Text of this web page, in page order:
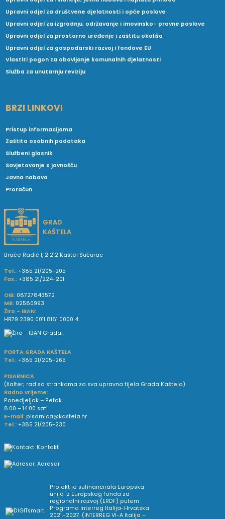
Upravni odjel za društvene djelatnosti i opće poslove
Upravni odjel za izgradnju, održavanje i imovinsko- pravne poslove
Upravni odjel za prostorno uređenje i zaštitu okoliša
Upravni odjel za gospodarski razvoj i fondove EU
Vlastiti pogon za obavljanje komunalnih djelatnosti
Služba za unutarnju reviziju
BRZI LINKOVI
Pristup informacijama
Zaštita osobnih podataka
Službeni glasnik
Savjetovanje s javnošću
Javna nabava
Proračun
GRAD
KAŠTELA
Braće Radić 1, 21212 Kaštel Sućurac
Tel.: +385 21/205-205
Fax.: +385 21/224-201
OIB: 08727843572
MB: 02580993
Žiro - IBAN:
HR79 2390 0011 8181 0000 4
PORTA GRADA KAŠTELA
Tel.: +385 21/205-265
PISARNICA
(šalter; rad sa strankama za sva upravna tijela Grada Kaštela)
Radno vrijeme:
Ponedjeljak – Petak
8.00 – 14.00 sati
E-mail: pisarnica@kastela.hr
Tel.: +385 21/205-230
Kontakt
Adresar
Projekt je sufinancirala Europska
unija iz Europskog fonda za
regionalni razvoj (ERDF) putem
Programa Interreg Italija-Hrvatska
2021.-2027. (INTERREG VI-A Italija –